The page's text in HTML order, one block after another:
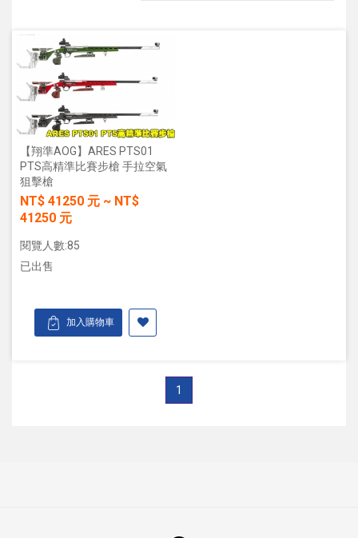
【翔準AOG】ARES PTS01
PTS高精準比賽步槍 手拉空氣
狙擊槍
NT$ 41250 元 ~ NT$
41250 元
閱覽人數:85
已出售
加入購物車
1